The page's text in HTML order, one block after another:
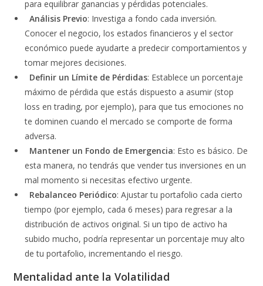
para equilibrar ganancias y pérdidas potenciales.
Análisis Previo: Investiga a fondo cada inversión.
Conocer el negocio, los estados financieros y el sector
económico puede ayudarte a predecir comportamientos y
tomar mejores decisiones.
Definir un Límite de Pérdidas: Establece un porcentaje
máximo de pérdida que estás dispuesto a asumir (stop
loss en trading, por ejemplo), para que tus emociones no
te dominen cuando el mercado se comporte de forma
adversa.
Mantener un Fondo de Emergencia: Esto es básico. De
esta manera, no tendrás que vender tus inversiones en un
mal momento si necesitas efectivo urgente.
Rebalanceo Periódico: Ajustar tu portafolio cada cierto
tiempo (por ejemplo, cada 6 meses) para regresar a la
distribución de activos original. Si un tipo de activo ha
subido mucho, podría representar un porcentaje muy alto
de tu portafolio, incrementando el riesgo.
Mentalidad ante la Volatilidad